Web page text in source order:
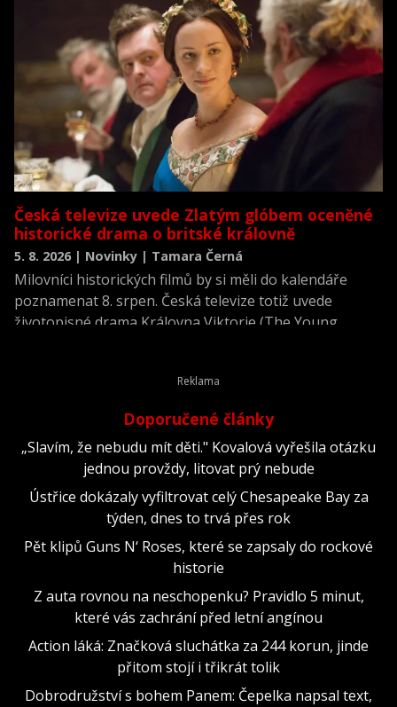
Česká televize uvede Zlatým glóbem oceněné
historické drama o britské královně
5. 8. 2026 | Novinky | Tamara Černá
Milovníci historických filmů by si měli do kalendáře
poznamenat 8. srpen. Česká televize totiž uvede
životopisné drama Královna Viktorie (The Young
Doporučené články
„Slavím, že nebudu mít děti." Kovalová vyřešila otázku
jednou provždy, litovat prý nebude
Ústřice dokázaly vyfiltrovat celý Chesapeake Bay za
týden, dnes to trvá přes rok
Pět klipů Guns N‘ Roses, které se zapsaly do rockové
historie
Z auta rovnou na neschopenku? Pravidlo 5 minut,
které vás zachrání před letní angínou
Action láká: Značková sluchátka za 244 korun, jinde
přitom stojí i třikrát tolik
Dobrodružství s bohem Panem: Čepelka napsal text,